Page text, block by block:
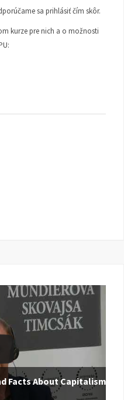
sa prihlásiť čím skôr.
kurze pre nich a o možnosti
Facts About Capitalism |